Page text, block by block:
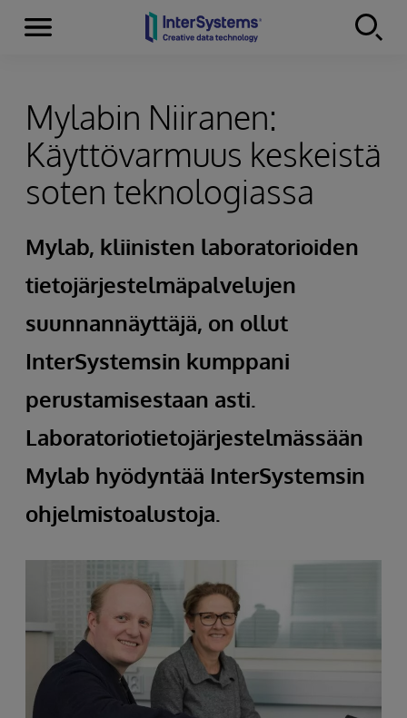
Skip to content
Menu
Mylabin Niiranen:
Käyttövarmuus keskeistä
soten teknologiassa
Mylab, kliinisten laboratorioiden
tietojärjestelmäpalvelujen
suunnannäyttäjä, on ollut
InterSystemsin kumppani
perustamisestaan asti.
Laboratoriotietojärjestelmässään
Mylab hyödyntää InterSystemsin
ohjelmistoalustoja.